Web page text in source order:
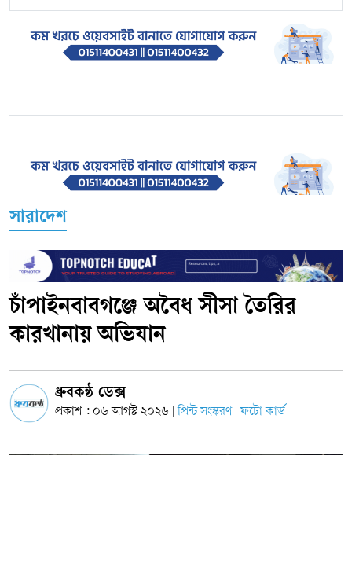
সারাদেশ
চাঁপাইনবাবগঞ্জে অবৈধ সীসা তৈরির
কারখানায় অভিযান
ধ্রুবকন্ঠ ডেক্স
প্রকাশ : ০৬ আগস্ট ২০২৬ প্রিন্ট সংস্করণ ফটো কার্ড